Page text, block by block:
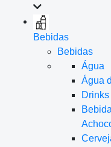
Bebidas
Bebidas
Água
Água